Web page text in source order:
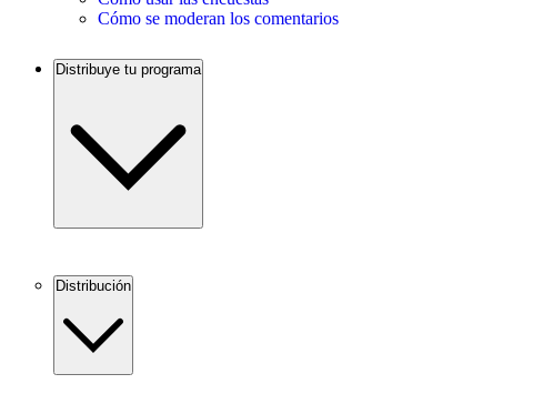
Cómo se moderan los comentarios
Distribuye tu programa
Distribución